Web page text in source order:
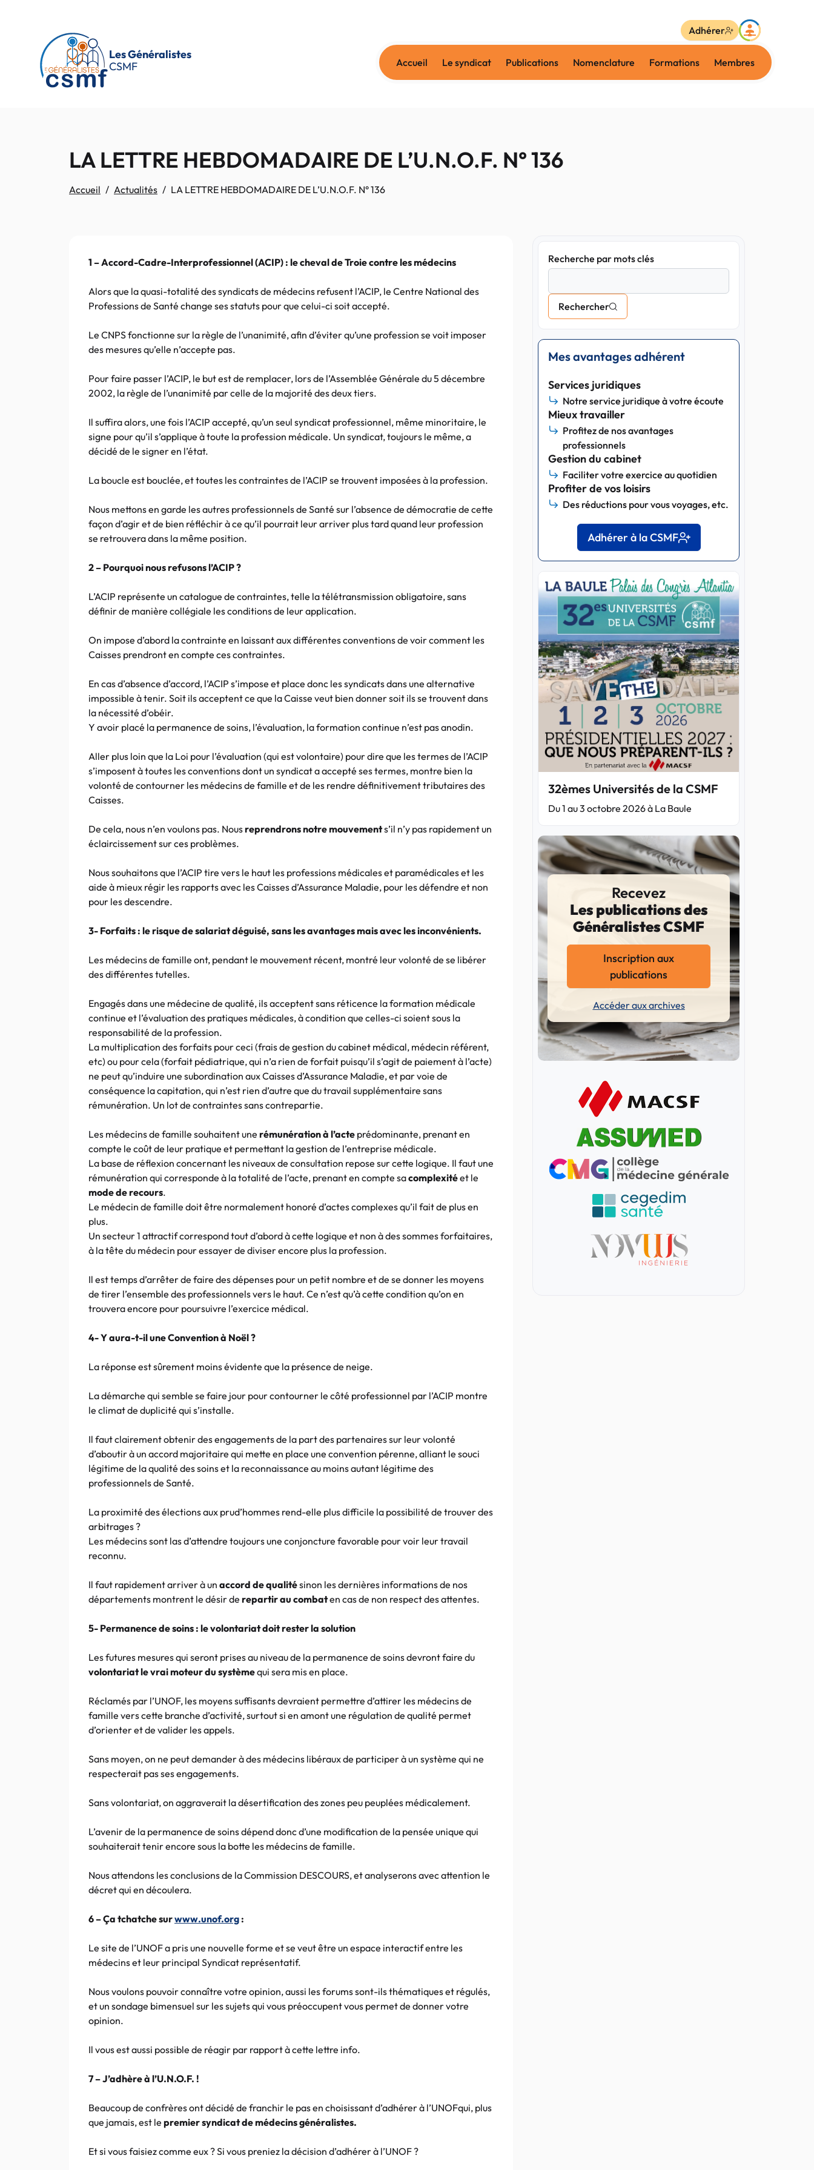
Les Généralistes
CSMF
Accueil Le syndicat Publications Nomenclature Formations Membres
Adhérer
LA LETTRE HEBDOMADAIRE DE L’U.N.O.F. N° 136
Accueil Actualités LA LETTRE HEBDOMADAIRE DE L’U.N.O.F. N° 136
1 – Accord-Cadre-Interprofessionnel (ACIP) : le cheval de Troie contre les médecins
Alors que la quasi-totalité des syndicats de médecins refusent l’ACIP, le Centre National des
Professions de Santé change ses statuts pour que celui-ci soit accepté.
Le CNPS fonctionne sur la règle de l’unanimité, afin d’éviter qu’une profession se voit imposer
des mesures qu’elle n’accepte pas.
Pour faire passer l’ACIP, le but est de remplacer, lors de l’Assemblée Générale du 5 décembre
2002, la règle de l’unanimité par celle de la majorité des deux tiers.
Il suffira alors, une fois l’ACIP accepté, qu’un seul syndicat professionnel, même minoritaire, le
signe pour qu’il s’applique à toute la profession médicale. Un syndicat, toujours le même, a
décidé de le signer en l’état.
La boucle est bouclée, et toutes les contraintes de l’ACIP se trouvent imposées à la profession.
Nous mettons en garde les autres professionnels de Santé sur l’absence de démocratie de cette
façon d’agir et de bien réfléchir à ce qu’il pourrait leur arriver plus tard quand leur profession
se retrouvera dans la même position.
2 – Pourquoi nous refusons l’ACIP ?
L’ACIP représente un catalogue de contraintes, telle la télétransmission obligatoire, sans
définir de manière collégiale les conditions de leur application.
On impose d’abord la contrainte en laissant aux différentes conventions de voir comment les
Caisses prendront en compte ces contraintes.
En cas d’absence d’accord, l’ACIP s’impose et place donc les syndicats dans une alternative
impossible à tenir. Soit ils acceptent ce que la Caisse veut bien donner soit ils se trouvent dans
la nécessité d’obéir.
Y avoir placé la permanence de soins, l’évaluation, la formation continue n’est pas anodin.
Aller plus loin que la Loi pour l’évaluation (qui est volontaire) pour dire que les termes de l’ACIP
s’imposent à toutes les conventions dont un syndicat a accepté ses termes, montre bien la
volonté de contourner les médecins de famille et de les rendre définitivement tributaires des
Caisses.
De cela, nous n’en voulons pas. Nousreprendrons notre mouvements’il n’y pas rapidement un
éclaircissement sur ces problèmes.
Nous souhaitons que l’ACIP tire vers le haut les professions médicales et paramédicales et les
aide à mieux régir les rapports avec les Caisses d’Assurance Maladie, pour les défendre et non
pour les descendre.
3- Forfaits : le risque de salariat déguisé, sans les avantages mais avec les inconvénients.
Les médecins de famille ont, pendant le mouvement récent, montré leur volonté de se libérer
des différentes tutelles.
Engagés dans une médecine de qualité, ils acceptent sans réticence la formation médicale
continue et l’évaluation des pratiques médicales, à condition que celles-ci soient sous la
responsabilité de la profession.
La multiplication des forfaits pour ceci (frais de gestion du cabinet médical, médecin référent,
etc) ou pour cela (forfait pédiatrique, qui n’a rien de forfait puisqu’il s’agit de paiement à l’acte)
ne peut qu’induire une subordination aux Caisses d’Assurance Maladie, et par voie de
conséquence la capitation, qui n’est rien d’autre que du travail supplémentaire sans
rémunération. Un lot de contraintes sans contrepartie.
Les médecins de famille souhaitent une rémunération à l’acte prédominante, prenant en
compte le coût de leur pratique et permettant la gestion de l’entreprise médicale.
La base de réflexion concernant les niveaux de consultation repose sur cette logique. Il faut une
rémunération qui corresponde à la totalité de l’acte, prenant en compte sacomplexitéet le
mode de recours.
Le médecin de famille doit être normalement honoré d’actes complexes qu’il fait de plus en
plus.
Un secteur 1 attractif correspond tout d’abord à cette logique et non à des sommes forfaitaires,
à la tête du médecin pour essayer de diviser encore plus la profession.
Il est temps d’arrêter de faire des dépenses pour un petit nombre et de se donner les moyens
de tirer l’ensemble des professionnels vers le haut. Ce n’est qu’à cette condition qu’on en
trouvera encore pour poursuivre l’exercice médical.
4- Y aura-t-il une Convention à Noël ?
La réponse est sûrement moins évidente que la présence de neige.
La démarche qui semble se faire jour pour contourner le côté professionnel par l’ACIP montre
le climat de duplicité qui s’installe.
Il faut clairement obtenir des engagements de la part des partenaires sur leur volonté
d’aboutir à un accord majoritaire qui mette en place une convention pérenne, alliant le souci
légitime de la qualité des soins et la reconnaissance au moins autant légitime des
professionnels de Santé.
La proximité des élections aux prud’hommes rend-elle plus difficile la possibilité de trouver des
arbitrages ?
Les médecins sont las d’attendre toujours une conjoncture favorable pour voir leur travail
reconnu.
Il faut rapidement arriver à un accord de qualitésinon les dernières informations de nos
départements montrent le désir de repartir au combaten cas de non respect des attentes.
5- Permanence de soins : le volontariat doit rester la solution
Les futures mesures qui seront prises au niveau de la permanence de soins devront faire du
volontariat le vrai moteur du systèmequi sera mis en place.
Réclamés par l’UNOF, les moyens suffisants devraient permettre d’attirer les médecins de
famille vers cette branche d’activité, surtout si en amont une régulation de qualité permet
d’orienter et de valider les appels.
Sans moyen, on ne peut demander à des médecins libéraux de participer à un système qui ne
respecterait pas ses engagements.
Sans volontariat, on aggraverait la désertification des zones peu peuplées médicalement.
L’avenir de la permanence de soins dépend donc d’une modification de la pensée unique qui
souhaiterait tenir encore sous la botte les médecins de famille.
Nous attendons les conclusions de la Commission DESCOURS, et analyserons avec attention le
décret qui en découlera.
6 – Ça tchatche surwww.unof.org :
Le site de l’UNOF a pris une nouvelle forme et se veut être un espace interactif entre les
médecins et leur principal Syndicat représentatif.
Nous voulons pouvoir connaître votre opinion, aussi les forums sont-ils thématiques et régulés,
et un sondage bimensuel sur les sujets qui vous préoccupent vous permet de donner votre
opinion.
Il vous est aussi possible de réagir par rapport à cette lettre info.
7 – J’adhère à l’U.N.O.F. !
Beaucoup de confrères ont décidé de franchir le pas en choisissant d’adhérer à l’UNOFqui, plus
que jamais, est le premier syndicat de médecins généralistes.
Et si vous faisiez comme eux ? Si vous preniez la décision d’adhérer à l’UNOF ?
Recherche par mots clés
Rechercher
Mes avantages adhérent
Services juridiques
Notre service juridique à votre écoute
Mieux travailler
Profitez de nos avantages
professionnels
Gestion du cabinet
Faciliter votre exercice au quotidien
Profiter de vos loisirs
Des réductions pour vous voyages, etc.
Adhérer à la CSMF
32èmes Universités de la CSMF
Du 1 au 3 octobre 2026 à La Baule
Recevez
Les publications des
Généralistes CSMF
Inscription aux
publications
Accéder aux archives